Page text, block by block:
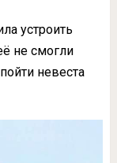
устроить
не смогли
невеста